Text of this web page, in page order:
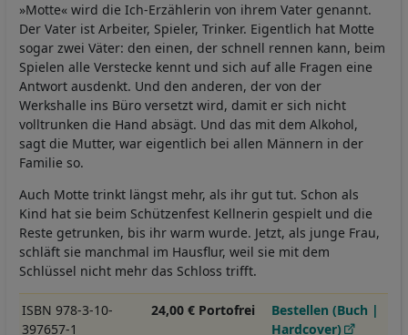
»Motte« wird die Ich-Erzählerin von ihrem Vater genannt.
Der Vater ist Arbeiter, Spieler, Trinker. Eigentlich hat Motte
sogar zwei Väter: den einen, der schnell rennen kann, beim
Spielen alle Verstecke kennt und sich auf alle Fragen eine
Antwort ausdenkt. Und den anderen, der von der
Werkshalle ins Büro versetzt wird, damit er sich nicht
volltrunken die Hand absägt. Und das mit dem Alkohol,
sagt die Mutter, war eigentlich bei allen Männern in der
Familie so.
Auch Motte trinkt längst mehr, als ihr gut tut. Schon als
Kind hat sie beim Schützenfest Kellnerin gespielt und die
Reste getrunken, bis ihr warm wurde. Jetzt, als junge Frau,
schläft sie manchmal im Hausflur, weil sie mit dem
Schlüssel nicht mehr das Schloss trifft.
ISBN 978-3-10-
397657-1
24,00 € Portofrei
Bestellen (Buch |
Hardcover)